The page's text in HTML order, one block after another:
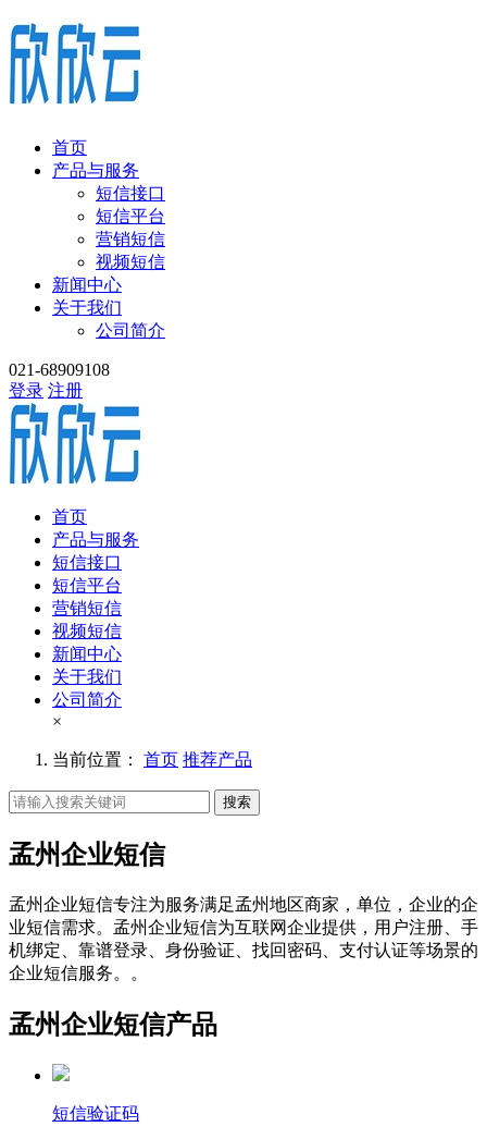
首页
产品与服务
短信接口
短信平台
营销短信
视频短信
新闻中心
关于我们
公司简介
021-68909108
登录 注册
首页
产品与服务
短信接口
短信平台
营销短信
视频短信
新闻中心
关于我们
公司简介
×
当前位置： 首页 推荐产品
搜索
孟州企业短信
孟州企业短信专注为服务满足孟州地区商家，单位，企业的企
业短信需求。孟州企业短信为互联网企业提供，用户注册、手
机绑定、靠谱登录、身份验证、找回密码、支付认证等场景的
企业短信服务。。
孟州企业短信产品
短信验证码